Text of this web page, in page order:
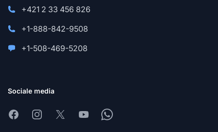
+421 2 33 456 826
+1-888-842-9508
+1-508-469-5208
Sociale media
FacebookInstagram
X YoutubeWhatsapp